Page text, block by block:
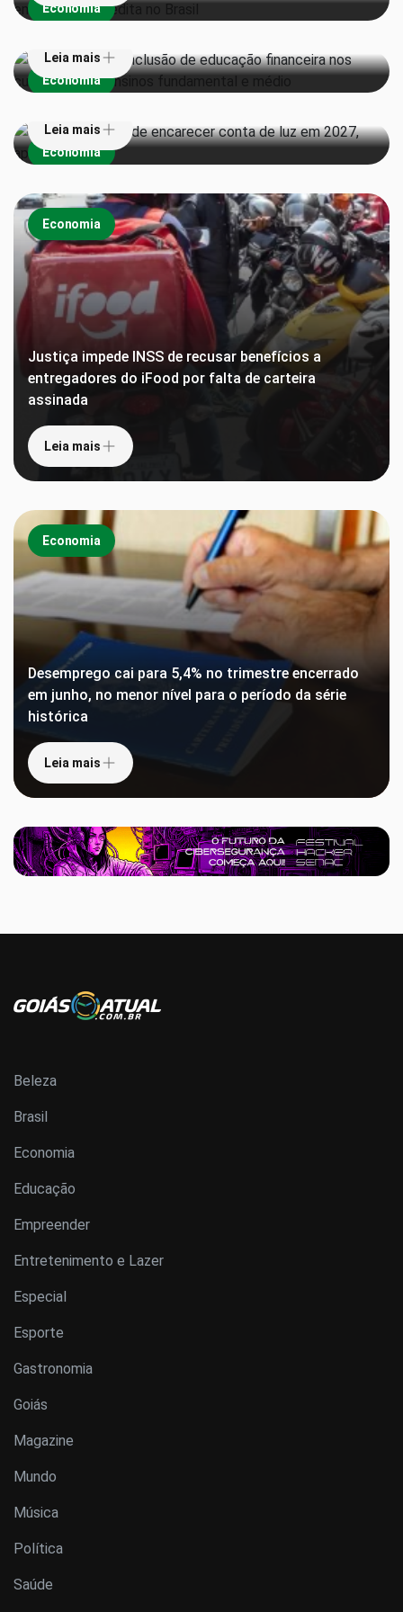
Economia
Economia
currículos dos ensinos fundamental e médio
Leia mais
Economia
Super El Niño pode encarecer conta de luz em 2027,
aponta estudo
Leia mais
Economia
Justiça impede INSS de recusar benefícios a
entregadores do iFood por falta de carteira
assinada
Leia mais
Economia
Desemprego cai para 5,4% no trimestre encerrado
em junho, no menor nível para o período da série
histórica
Leia mais
Beleza
Brasil
Economia
Educação
Empreender
Entretenimento e Lazer
Especial
Esporte
Gastronomia
Goiás
Magazine
Mundo
Música
Política
Saúde